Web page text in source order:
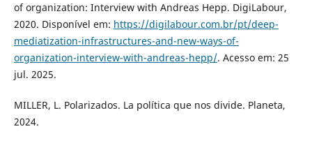
of organization: Interview with Andreas Hepp. DigiLabour,
2020. Disponível em: https://digilabour.com.br/pt/deep-
mediatization-infrastructures-and-new-ways-of-
organization-interview-with-andreas-hepp/. Acesso em: 25
jul. 2025.
MILLER, L. Polarizados. La política que nos divide. Planeta,
2024.